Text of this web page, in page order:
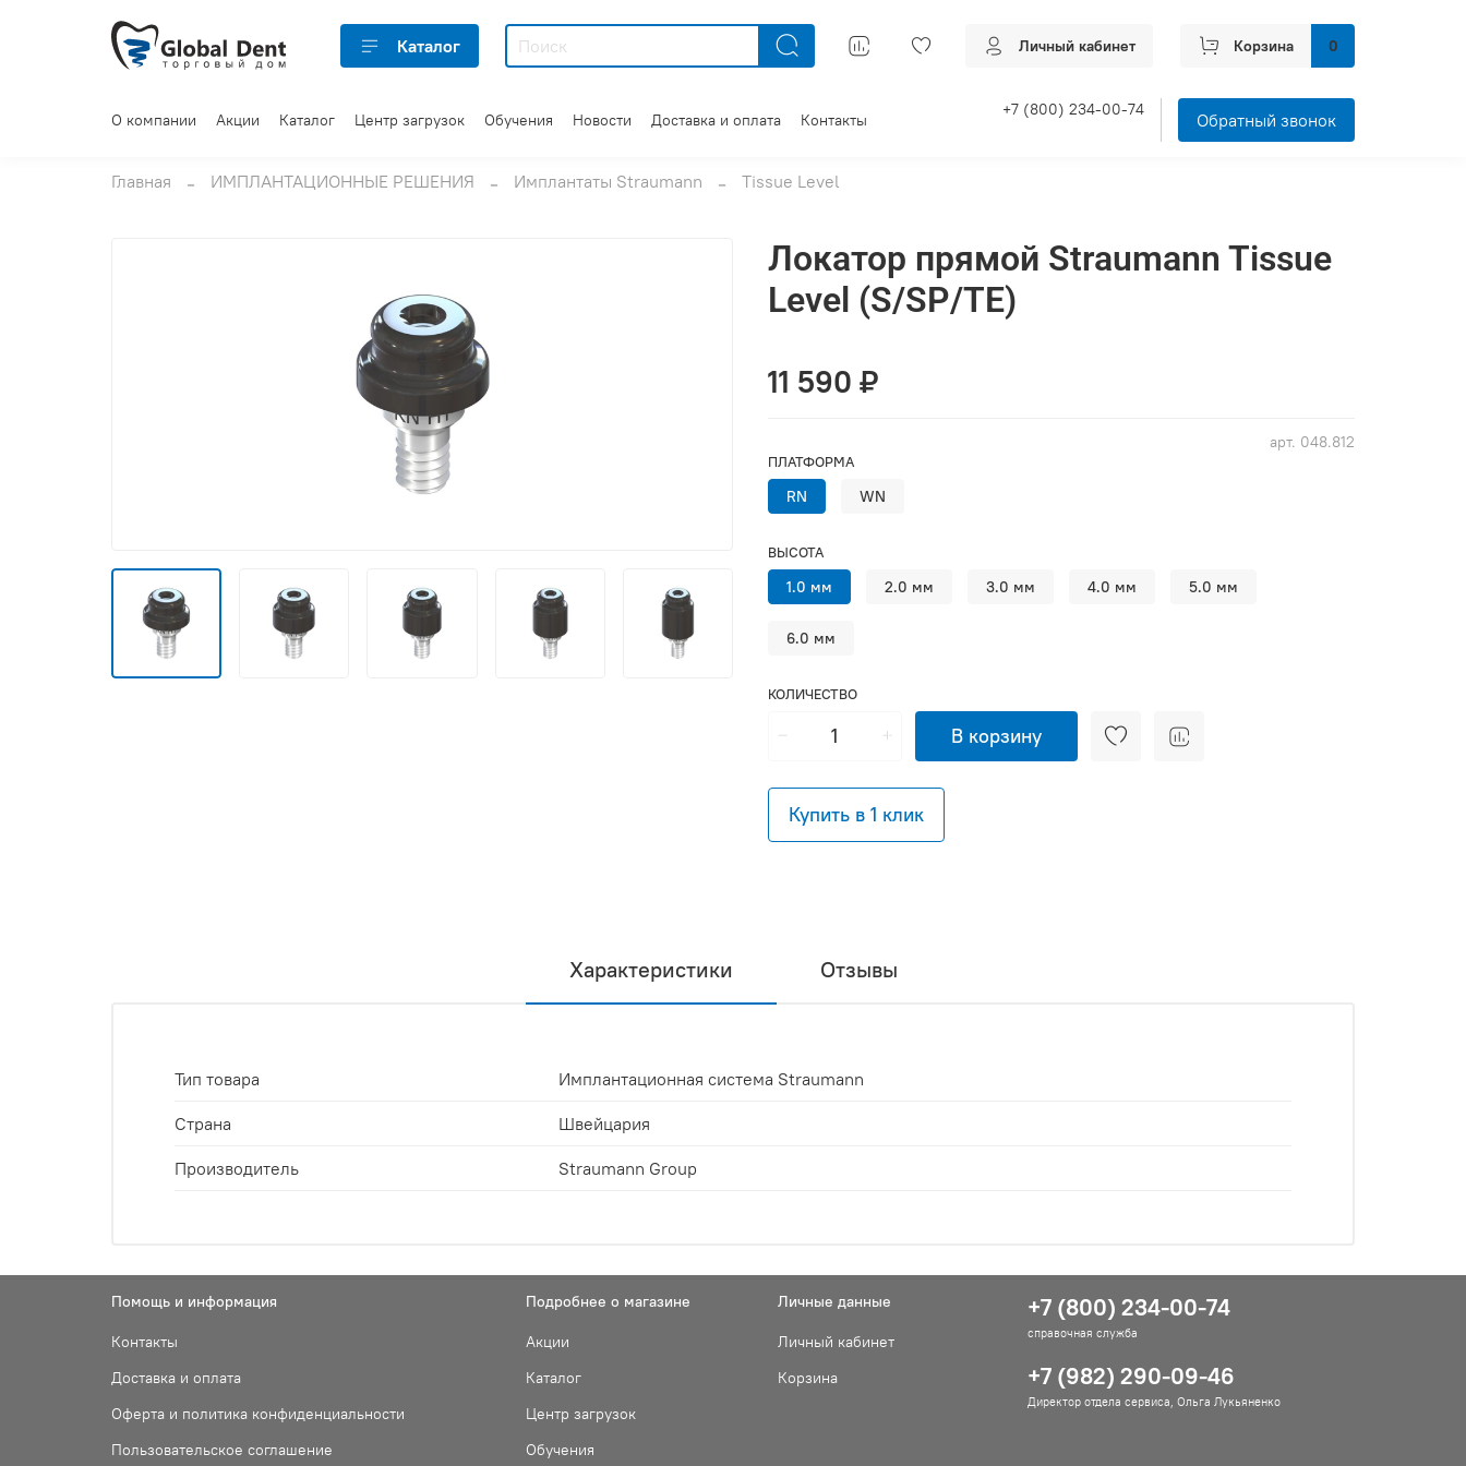
Каталог Личный кабинет Корзина 0
О компании Акции Каталог Центр загрузок Обучения Новости Доставка и оплата Контакты
+7 (800) 234-00-74 Обратный звонок
Главная ИМПЛАНТАЦИОННЫЕ РЕШЕНИЯ Имплантаты Straumann Tissue Level
арт. 048.812
Локатор прямой Straumann Tissue
Level (S/SP/TE)
11 590 ₽
КОЛИЧЕСТВО
В корзину
Купить в 1 клик
ПЛАТФОРМА
RN WN
ВЫСОТА
1.0 мм 2.0 мм 3.0 мм 4.0 мм 5.0 мм
6.0 мм
Характеристики Отзывы
Тип товара Имплантационная система Straumann
Страна Швейцария
Производитель Straumann Group
Помощь и информация
Контакты
Доставка и оплата
Оферта и политика конфиденциальности
Пользовательское соглашение
Подробнее о магазине
Акции
Каталог
Центр загрузок
Обучения
Личные данные
Личный кабинет
Корзина
+7 (800) 234-00-74
справочная служба
+7 (982) 290-09-46
Директор отдела сервиса, Ольга Лукьяненко